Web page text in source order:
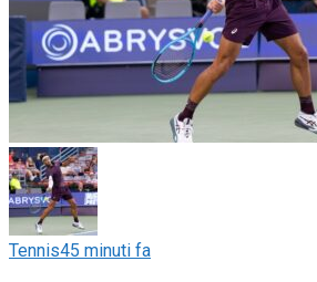
Tennis45 minuti fa